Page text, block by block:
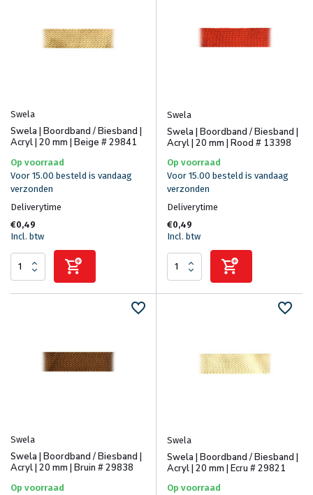
Swela
Swela | Boordband / Biesband |
Acryl | 20 mm | Beige # 29841
Op voorraad
Voor 15.00 besteld is vandaag
verzonden
Deliverytime
€0,49
Incl. btw
Swela
Swela | Boordband / Biesband |
Acryl | 20 mm | Rood # 13398
Op voorraad
Voor 15.00 besteld is vandaag
verzonden
Deliverytime
€0,49
Incl. btw
Swela
Swela | Boordband / Biesband |
Acryl | 20 mm | Bruin # 29838
Op voorraad
Swela
Swela | Boordband / Biesband |
Acryl | 20 mm | Ecru # 29821
Op voorraad